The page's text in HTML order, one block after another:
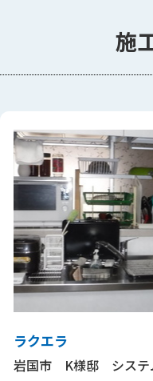
施
ラクエラ
岩国市 K様邸 システ